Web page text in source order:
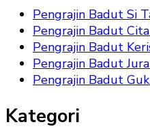
Pengrajin Badut Si
Pengrajin Badut
Pengrajin Badut
Pengrajin Badut
Pengrajin Badut
Kategori